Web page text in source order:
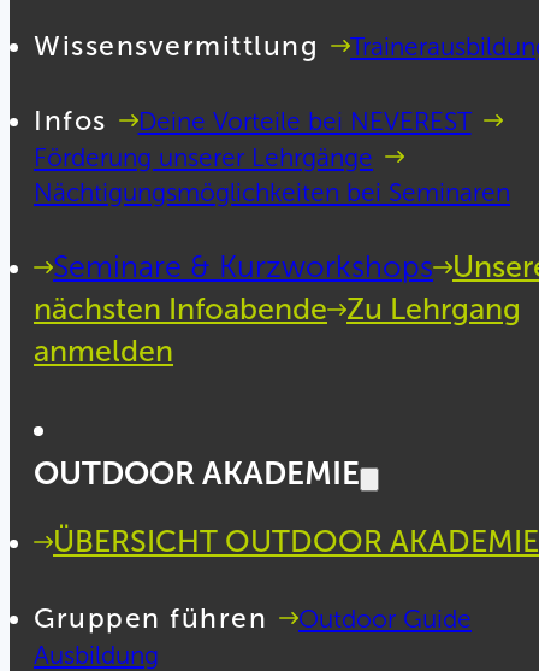
Wissensvermittlung
Infos
Deine Vorteile bei NEVEREST
Förderung unserer Lehrgänge
Nächtigungsmöglichkeiten bei Seminaren
Seminare & Kurzworkshops
nächsten Infoabende Zu Lehrgang
anmelden
OUTDOOR AKADEMIE
ÜBERSICHT OUTDOOR AKADEMIE
Gruppen führen
Outdoor Guide
Ausbildung